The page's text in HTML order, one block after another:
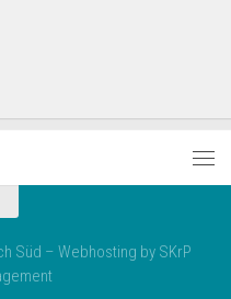
Süd – Webhosting by SKrP